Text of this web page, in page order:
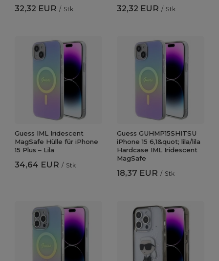
32,32 EUR / Stk 32,32 EUR / Stk
Guess IML Iridescent
MagSafe Hülle für iPhone
15 Plus – Lila
34,64 EUR / Stk
Guess GUHMP15SHITSU
iPhone 15 6,1&quot; lila/lila
Hardcase IML Iridescent
MagSafe
18,37 EUR / Stk